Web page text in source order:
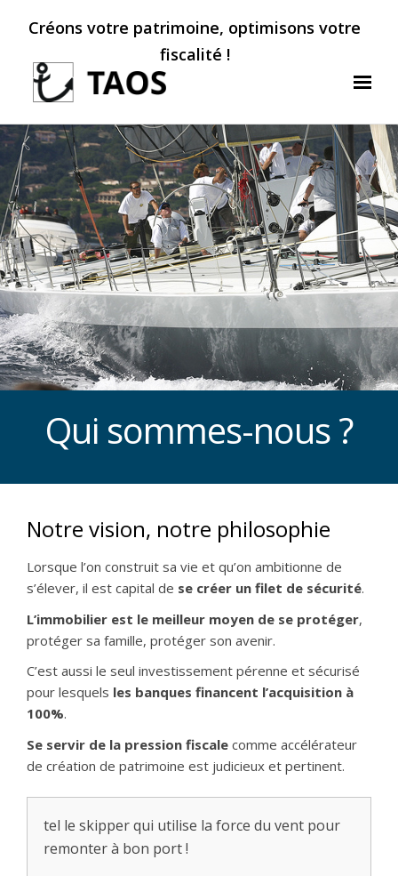
Créons votre patrimoine, optimisons votre
fiscalité !
Qui sommes-nous ?
Notre vision, notre philosophie
Lorsque l’on construit sa vie et qu’on ambitionne de
s’élever, il est capital de se créer un filet de sécurité.
L’immobilier est le meilleur moyen de se protéger,
protéger sa famille, protéger son avenir.
C’est aussi le seul investissement pérenne et sécurisé
pour lesquels les banques financent l’acquisition à
100%.
Se servir de la pression fiscale comme accélérateur
de création de patrimoine est judicieux et pertinent.
tel le skipper qui utilise la force du vent pour
remonter à bon port !